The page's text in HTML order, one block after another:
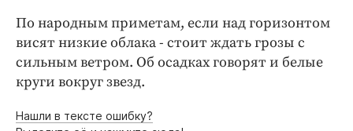
По народным приметам, если над горизонтом
висят низкие облака - стоит ждать грозы с
сильным ветром. Об осадках говорят и белые
круги вокруг звезд.
Нашли в тексте ошибку?